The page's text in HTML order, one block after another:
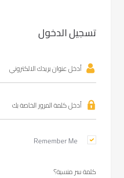
تسجيل الدخول
Remember Me
كلمة سر منسية؟